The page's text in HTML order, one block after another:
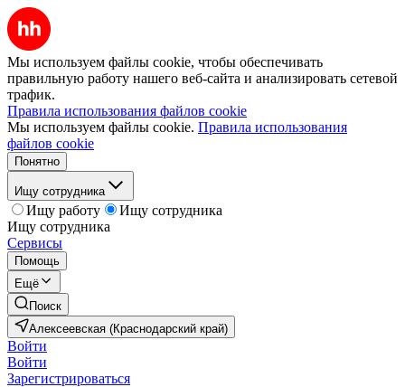
Мы используем файлы cookie, чтобы обеспечивать
правильную работу нашего веб-сайта и анализировать сетевой
трафик.
Правила использования файлов cookie
Мы используем файлы cookie. Правила использования
файлов cookie
Понятно
Ищу сотрудника
Ищу работу
Ищу сотрудника
Ищу сотрудника
Сервисы
Помощь
Ещё
Поиск
Алексеевская (Краснодарский край)
Войти
Войти
Зарегистрироваться